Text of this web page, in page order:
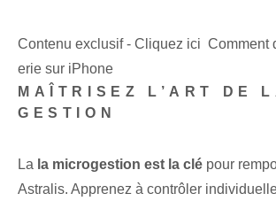
Contenu exclusif - Cliquez ici Comment
erie sur iPhone
MAÎTRISEZ L’ART DE
GESTION
La la microgestion ⁤est la clé pour
Astralis. Apprenez à contrôler